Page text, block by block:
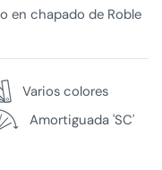
en chapado de Roble
Varios colores
Amortiguada 'SC'